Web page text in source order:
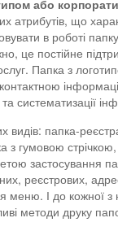
Чашки
Кепки
Пакети
Папки
Меню
Акції
або
атрибутів, що
в роботі
це постійне
Папка з
систематизації
видів: папка-
з гумовою
застосування
реєстрових,
меню. І до кожної з
методи друку